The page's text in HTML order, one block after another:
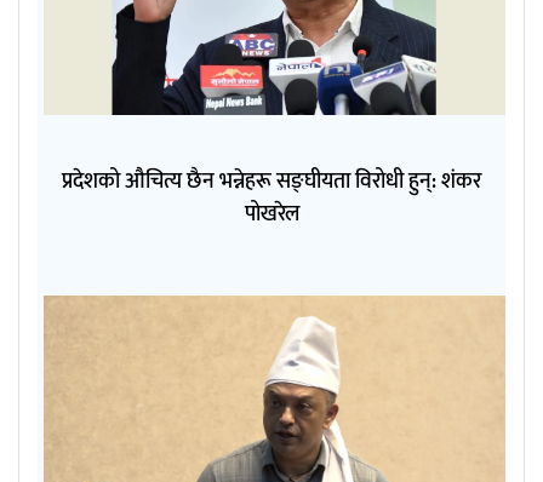
प्रदेशको औचित्य छैन भन्नेहरू सङ्घीयता विरोधी हुन्: शंकर
पोखरेल